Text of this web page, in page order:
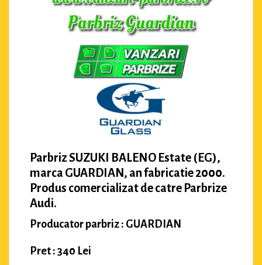
Parbriz SUZUKI BALENO Estate (EG),
marca GUARDIAN, an fabricatie 2000.
Produs comercializat de catre Parbrize
Audi.
Producator parbriz : GUARDIAN
Pret : 340 Lei